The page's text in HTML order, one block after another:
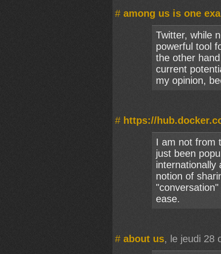
# among us is one
Twitter, while
powerful tool
the other
current
my opinion,
# https://
I am not from
just been
internationally
notion of
ease.
# about us, le jeudi 28